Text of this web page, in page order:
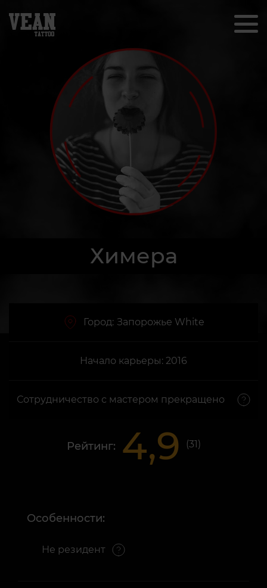
Химера
Город: Запорожье White
Начало карьеры: 2016
Сотрудничество с мастером прекращено
Рейтинг: 4,9 (31)
Особенности:
Не резидент